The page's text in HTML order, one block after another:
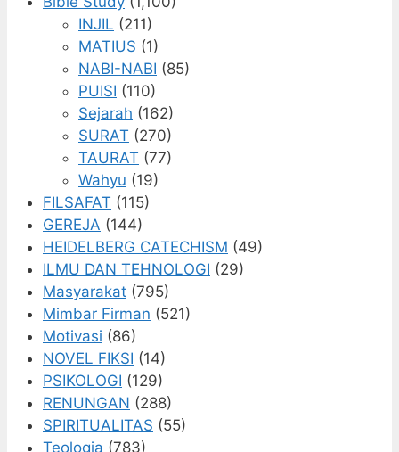
INJIL (211)
MATIUS (1)
NABI-NABI (85)
PUISI (110)
Sejarah (162)
SURAT (270)
TAURAT (77)
Wahyu (19)
FILSAFAT (115)
GEREJA (144)
HEIDELBERG CATECHISM (49)
ILMU DAN TEHNOLOGI (29)
Masyarakat (795)
Mimbar Firman (521)
Motivasi (86)
NOVEL FIKSI (14)
PSIKOLOGI (129)
RENUNGAN (288)
SPIRITUALITAS (55)
Teologia (783)